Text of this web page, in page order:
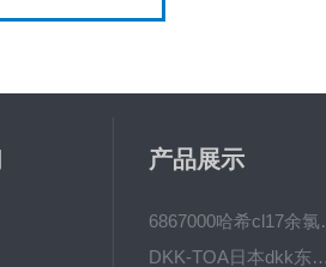
产品展示
6867000
DKK-TOA日本dkk东亚电